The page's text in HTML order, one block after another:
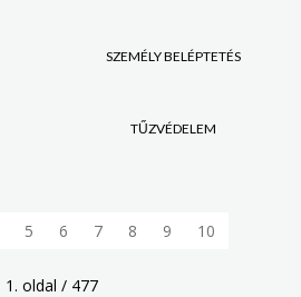
SZEMÉLY BELÉPTETÉS
TŰZVÉDELEM
5 6 7 8 9 10
1. oldal / 477